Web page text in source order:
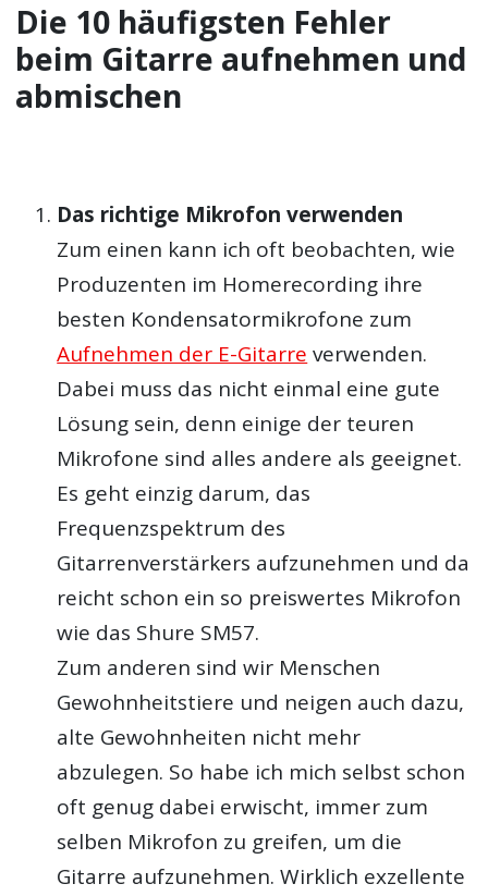
Die 10 häufigsten Fehler
beim Gitarre aufnehmen und
abmischen
Das richtige Mikrofon verwenden
Zum einen kann ich oft beobachten, wie
Produzenten im Homerecording ihre
besten Kondensatormikrofone zum
Aufnehmen der E-Gitarre verwenden.
Dabei muss das nicht einmal eine gute
Lösung sein, denn einige der teuren
Mikrofone sind alles andere als geeignet.
Es geht einzig darum, das
Frequenzspektrum des
Gitarrenverstärkers aufzunehmen und da
reicht schon ein so preiswertes Mikrofon
wie das Shure SM57.
Zum anderen sind wir Menschen
Gewohnheitstiere und neigen auch dazu,
alte Gewohnheiten nicht mehr
abzulegen. So habe ich mich selbst schon
oft genug dabei erwischt, immer zum
selben Mikrofon zu greifen, um die
Gitarre aufzunehmen. Wirklich exzellente